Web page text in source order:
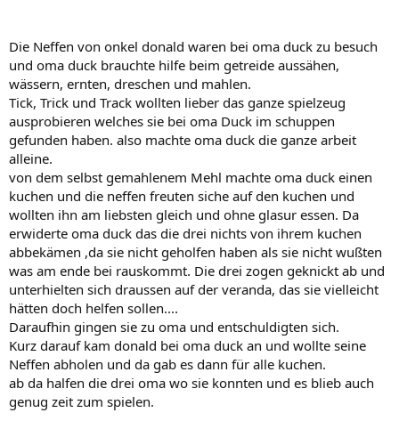
Die Neffen von onkel donald waren bei oma duck zu besuch
und oma duck brauchte hilfe beim getreide aussähen,
wässern, ernten, dreschen und mahlen.
Tick, Trick und Track wollten lieber das ganze spielzeug
ausprobieren welches sie bei oma Duck im schuppen
gefunden haben. also machte oma duck die ganze arbeit
alleine.
von dem selbst gemahlenem Mehl machte oma duck einen
kuchen und die neffen freuten siche auf den kuchen und
wollten ihn am liebsten gleich und ohne glasur essen. Da
erwiderte oma duck das die drei nichts von ihrem kuchen
abbekämen ,da sie nicht geholfen haben als sie nicht wußten
was am ende bei rauskommt. Die drei zogen geknickt ab und
unterhielten sich draussen auf der veranda, das sie vielleicht
hätten doch helfen sollen....
Daraufhin gingen sie zu oma und entschuldigten sich.
Kurz darauf kam donald bei oma duck an und wollte seine
Neffen abholen und da gab es dann für alle kuchen.
ab da halfen die drei oma wo sie konnten und es blieb auch
genug zeit zum spielen.